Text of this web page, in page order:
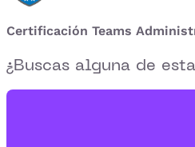
Certificación Teams
¿Buscas alguna de